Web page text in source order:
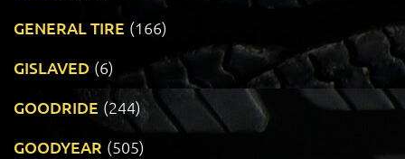
GENERAL TIRE (166)
GISLAVED (6)
GOODRIDE (244)
GOODYEAR (505)